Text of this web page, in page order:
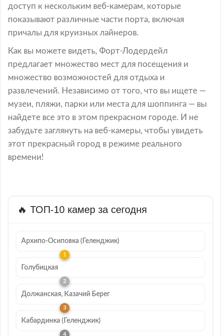
доступ к нескольким веб-камерам, которые
показывают различные части порта, включая
причалы для круизных лайнеров.
Как вы можете видеть, Форт-Лодердейл
предлагает множество мест для посещения и
множество возможностей для отдыха и
развлечений. Независимо от того, что вы ищете —
музеи, пляжи, парки или места для шоппинга — вы
найдете все это в этом прекрасном городе. И не
забудьте заглянуть на веб-камеры, чтобы увидеть
этот прекрасный город в режиме реального
времени!
🔥 ТОП-10 камер за сегодня
Архипо-Осиповка (Геленджик)
Голубицкая
Должанская, Казачий Берег
Кабардинка (Геленджик)